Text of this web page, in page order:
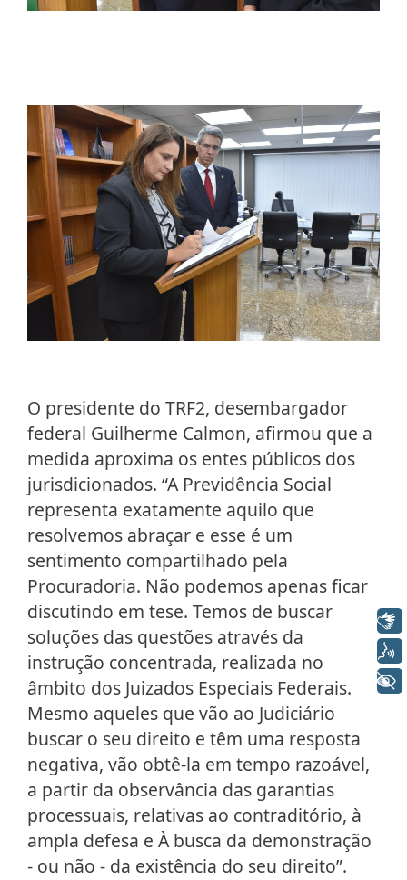
O presidente do TRF2, desembargador
federal Guilherme Calmon, afirmou que a
medida aproxima os entes públicos dos
jurisdicionados. “A Previdência Social
representa exatamente aquilo que
resolvemos abraçar e esse é um
sentimento compartilhado pela
Procuradoria. Não podemos apenas ficar
discutindo em tese. Temos de buscar
soluções das questões através da
instrução concentrada, realizada no
âmbito dos Juizados Especiais Federais.
Mesmo aqueles que vão ao Judiciário
buscar o seu direito e têm uma resposta
negativa, vão obtê-la em tempo razoável,
a partir da observância das garantias
processuais, relativas ao contraditório, à
ampla defesa e À busca da demonstração
- ou não - da existência do seu direito”.
Libras
+ Acessibilidade